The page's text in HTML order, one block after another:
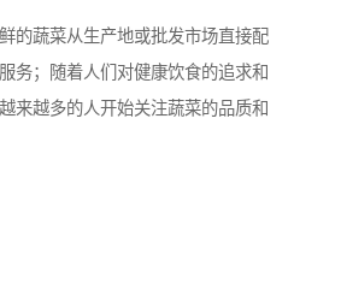
的蔬菜从生产地或批发市场直接配
务；随着人们对健康饮食的追求和
来越多的人开始关注蔬菜的品质和